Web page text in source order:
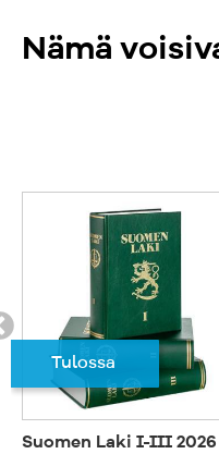
Nämä
Tulossa
Suomen Laki I-III 2026